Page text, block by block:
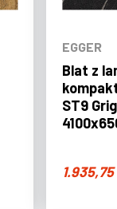
EGGER
Blat z
ST9
1.935,75